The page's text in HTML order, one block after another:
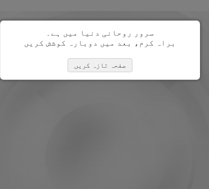
سرور روحانی دنیا میں ہے۔
براہ کرم، بعد میں دوبارہ کوشش کریں
صفحہ تازہ کریں